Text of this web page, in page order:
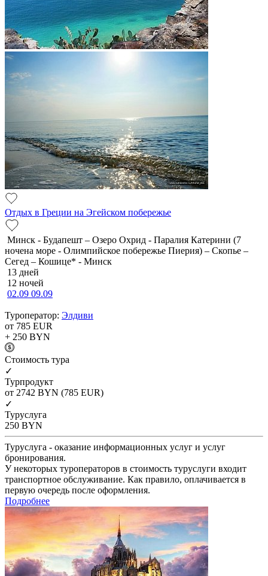
Отдых в Греции на Эгейском побережье
Минск - Будапешт – Озеро Охрид - Паралия Катерини (7
ночена море - Олимпийское побережье Пиерия) – Скопье –
Сегед – Кошице* - Минск
13 дней
12 ночей
02.09 09.09
Туроператор: Элдиви
от 785 EUR
+ 250 BYN
Cтоимость тура
✓
Турпродукт
от 2742 BYN (785 EUR)
✓
Туруслуга
250 BYN
Туруслуга - оказание информационных услуг и услуг
бронирования.
У некоторых туроператоров в стоимость туруслуги входит
транспортное обслуживание. Как правило, оплачивается в
первую очередь после оформления.
Подробнее